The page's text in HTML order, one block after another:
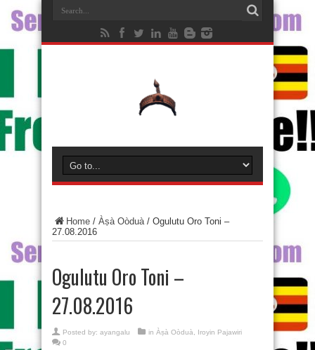
Home / Àṣà Oòduà/ Ogulutu Oro Toni –
27.08.2016
Ogulutu Oro Toni –
27.08.2016
Posted by: ayangalu in Àṣà Oòduà
Iroyin Pajawiri
0